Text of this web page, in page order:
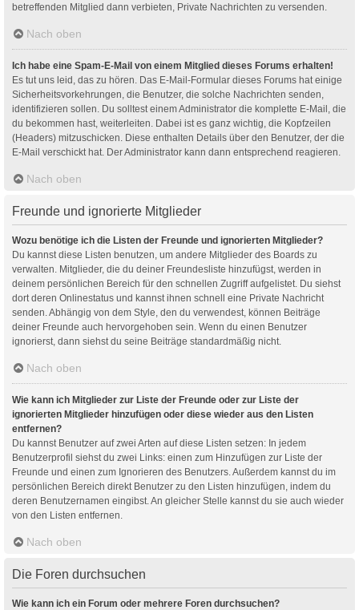
betreffenden Mitglied dann verbieten, Private Nachrichten zu versenden.
Nach oben
Ich habe eine Spam-E-Mail von einem Mitglied dieses Forums erhalten!
Es tut uns leid, das zu hören. Das E-Mail-Formular dieses Forums hat einige
Sicherheitsvorkehrungen, die Benutzer, die solche Nachrichten senden,
identifizieren sollen. Du solltest einem Administrator die komplette E-Mail, die
du bekommen hast, weiterleiten. Dabei ist es ganz wichtig, die Kopfzeilen
(Headers) mitzuschicken. Diese enthalten Details über den Benutzer, der die
E-Mail verschickt hat. Der Administrator kann dann entsprechend reagieren.
Nach oben
Freunde und ignorierte Mitglieder
Wozu benötige ich die Listen der Freunde und ignorierten Mitglieder?
Du kannst diese Listen benutzen, um andere Mitglieder des Boards zu
verwalten. Mitglieder, die du deiner Freundesliste hinzufügst, werden in
deinem persönlichen Bereich für den schnellen Zugriff aufgelistet. Du siehst
dort deren Onlinestatus und kannst ihnen schnell eine Private Nachricht
senden. Abhängig von dem Style, den du verwendest, können Beiträge
deiner Freunde auch hervorgehoben sein. Wenn du einen Benutzer
ignorierst, dann siehst du seine Beiträge standardmäßig nicht.
Nach oben
Wie kann ich Mitglieder zur Liste der Freunde oder zur Liste der
ignorierten Mitglieder hinzufügen oder diese wieder aus den Listen
entfernen?
Du kannst Benutzer auf zwei Arten auf diese Listen setzen: In jedem
Benutzerprofil siehst du zwei Links: einen zum Hinzufügen zur Liste der
Freunde und einen zum Ignorieren des Benutzers. Außerdem kannst du im
persönlichen Bereich direkt Benutzer zu den Listen hinzufügen, indem du
deren Benutzernamen eingibst. An gleicher Stelle kannst du sie auch wieder
von den Listen entfernen.
Nach oben
Die Foren durchsuchen
Wie kann ich ein Forum oder mehrere Foren durchsuchen?